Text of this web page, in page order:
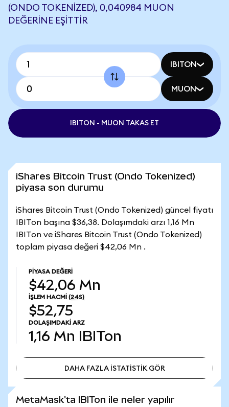
(ONDO TOKENIZED), 0,040984 MUON
DEĞERINE EŞITTIR
IBITON
MUON
IBITON - MUON TAKAS ET
iShares Bitcoin Trust (Ondo Tokenized)
piyasa son durumu
iShares Bitcoin Trust (Ondo Tokenized) güncel fiyatı
IBITon başına $36,38. Dolaşımdaki arzı 1,16 Mn
IBITon ve iShares Bitcoin Trust (Ondo Tokenized)
toplam piyasa değeri $42,06 Mn .
PIYASA DEĞERI
$42,06 Mn
İŞLEM HACMI (24S)
$52,75
DOLAŞIMDAKI ARZ
1,16 Mn IBITon
DAHA FAZLA İSTATİSTİK GÖR
MetaMask'ta IBITon ile neler yapılır